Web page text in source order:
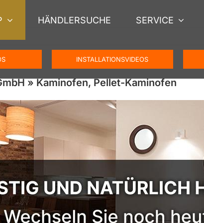
HÄNDLERSUCHE SERVICE
INSTALLATIONSVIDEOS
» Kaminofen, Pellet-Kaminofen